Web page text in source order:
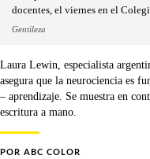
docentes, el viernes en el
Gentileza
Laura Lewin, especialista
asegura que la neurociencia es
– aprendizaje. Se muestra en
escritura a mano.
POR ABC COLOR